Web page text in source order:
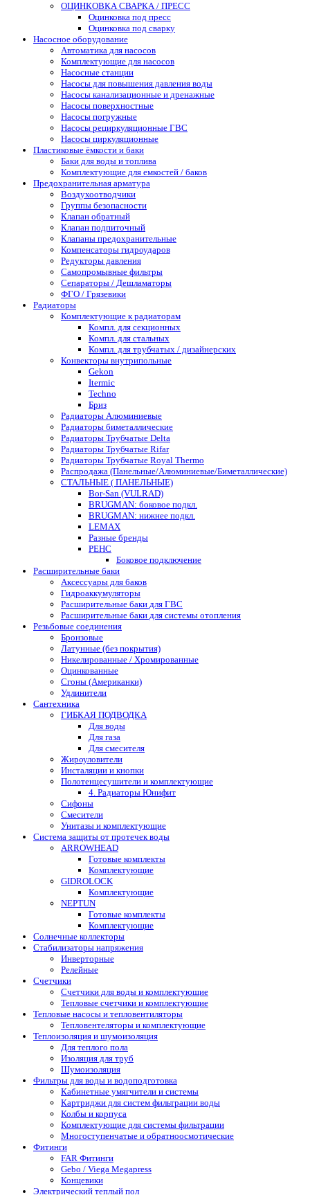
ОЦИНКОВКА СВАРКА / ПРЕСС
Оцинковка под пресс
Оцинковка под сварку
Насосное оборудование
Автоматика для насосов
Комплектующие для насосов
Насосные станции
Насосы для повышения давления воды
Насосы канализационные и дренажные
Насосы поверхностные
Насосы погружные
Насосы рециркуляционные ГВС
Насосы циркуляционные
Пластиковые ёмкости и баки
Баки для воды и топлива
Комплектующие для емкостей / баков
Предохранительная арматура
Воздухоотводчики
Группы безопасности
Клапан обратный
Клапан подпиточный
Клапаны предохранительные
Компенсаторы гидроударов
Редукторы давления
Самопромывные фильтры
Сепараторы / Дешламаторы
ФГО / Грязевики
Радиаторы
Комплектующие к радиаторам
Компл. для секционных
Компл. для стальных
Компл. для трубчатых / дизайнерских
Конвекторы внутрипольные
Gekon
Itermic
Techno
Бриз
Радиаторы Алюминиевые
Радиаторы биметаллические
Радиаторы Трубчатые Delta
Радиаторы Трубчатые Rifar
Радиаторы Трубчатые Royal Thermo
Распродажа (Панельные/Алюминиевые/Биметаллические)
СТАЛЬНЫЕ ( ПАНЕЛЬНЫЕ)
Bor-San (VULRAD)
BRUGMAN: боковое подкл.
BRUGMAN: нижнее подкл.
LEMAX
Разные бренды
РЕНС
Боковое подключение
Расширительные баки
Аксессуары для баков
Гидроаккумуляторы
Расширительные баки для ГВС
Расширительные баки для системы отопления
Резьбовые соединения
Бронзовые
Латунные (без покрытия)
Никелированные / Хромированные
Оцинкованные
Сгоны (Американки)
Удлинители
Сантехника
ГИБКАЯ ПОДВОДКА
Для воды
Для газа
Для смесителя
Жироуловители
Инсталяции и кнопки
Полотенцесушители и комплектующие
4. Радиаторы Юнифит
Сифоны
Смесители
Унитазы и комплектующие
Система защиты от протечек воды
ARROWHEAD
Готовые комплекты
Комплектующие
GIDROLOCK
Комплектующие
NEPTUN
Готовые комплекты
Комплектующие
Солнечные коллекторы
Стабилизаторы напряжения
Инверторные
Релейные
Счетчики
Счетчики для воды и комплектующие
Тепловые счетчики и комплектующие
Тепловые насосы и тепловентиляторы
Тепловентеляторы и комплектующие
Теплоизоляция и шумоизоляция
Для теплого пола
Изоляция для труб
Шумоизоляция
Фильтры для воды и водоподготовка
Кабинетные умягчители и системы
Картриджи для систем фильтрации воды
Колбы и корпуса
Комплектующие для системы фильтрации
Многоступенчатые и обратноосмотические
Фитинги
FAR Фитинги
Gebo / Viega Megapress
Концевики
Электрический теплый пол